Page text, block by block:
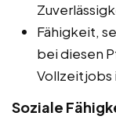
Fähigkeit,
bei diesen
Vollzeitjobs
Soziale